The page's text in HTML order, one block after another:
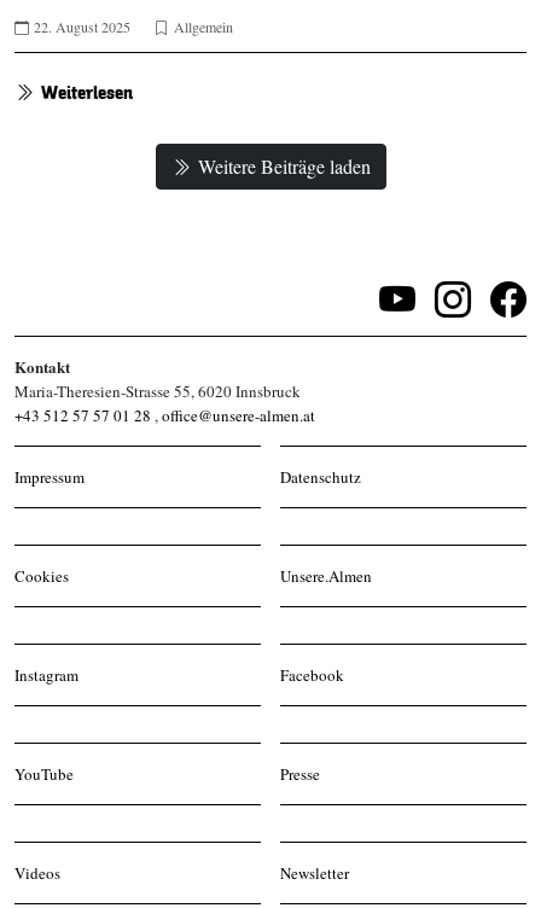
22. August 2025 Allgemein
Weiterlesen
Weitere Beiträge laden
Kontakt
Maria-Theresien-Strasse 55, 6020 Innsbruck
+43 512 57 57 01 28 ,office@unsere-almen.at
Impressum Datenschutz
Cookies Unsere.Almen
Instagram Facebook
YouTube Presse
Videos Newsletter